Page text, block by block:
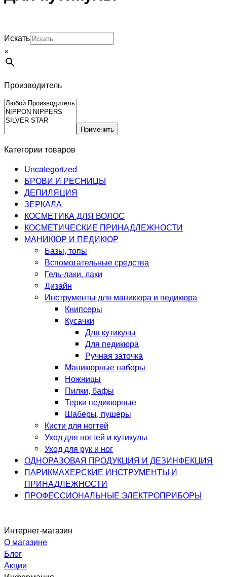
Искать
×
Производитель
Применить
Категории товаров
Uncategorized
БРОВИ И РЕСНИЦЫ
ДЕПИЛЯЦИЯ
ЗЕРКАЛА
КОСМЕТИКА ДЛЯ ВОЛОС
КОСМЕТИЧЕСКИЕ ПРИНАДЛЕЖНОСТИ
МАНИКЮР И ПЕДИКЮР
Базы, топы
Вспомогательные средства
Гель-лаки, лаки
Дизайн
Инструменты для маникюра и педикюра
Книпсеры
Кусачки
Для кутикулы
Для педикюра
Ручная заточка
Маникюрные наборы
Ножницы
Пилки, бафы
Терки педикюрные
Шаберы, пушеры
Кисти для ногтей
Уход для ногтей и кутикулы
Уход для рук и ног
ОДНОРАЗОВАЯ ПРОДУКЦИЯ И ДЕЗИНФЕКЦИЯ
ПАРИКМАХЕРСКИЕ ИНСТРУМЕНТЫ И
ПРИНАДЛЕЖНОСТИ
ПРОФЕССИОНАЛЬНЫЕ ЭЛЕКТРОПРИБОРЫ
Интернет-магазин
О магазине
Блог
Акции